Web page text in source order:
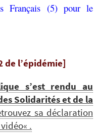
Français (5) pour le
l’épidémie]
s’est rendu au
Solidarités et de la
sa déclaration
« .